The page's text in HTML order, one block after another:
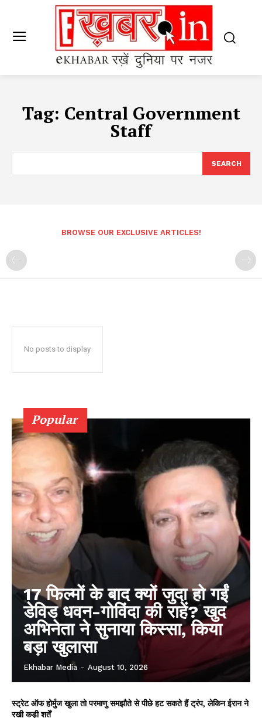
Tag: Central Government
Staff
SEARCH
BROWSE OUR EXCLUSIVE ARTICLES!
No posts to display
Popular
17 फिल्मों के बाद क्यों जुदा हो गईं
डेविड धवन-गोविंदा की राहें? खुद
अभिनेता ने सुनाया किस्सा, किया
बड़ा खुलासा
Ekhabar Media - August 10, 2026
स्ट्रेट ऑफ होर्मुज खुला तो परमाणु समझौते से पीछे हट सकते हैं ट्रंप, लेकिन ईरान ने
रखी कड़ी शर्तें